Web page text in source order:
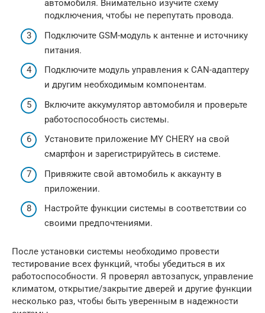
автомобиля. Внимательно изучите схему
подключения, чтобы не перепутать провода.
Подключите GSM-модуль к антенне и источнику
питания.
Подключите модуль управления к CAN-адаптеру
и другим необходимым компонентам.
Включите аккумулятор автомобиля и проверьте
работоспособность системы.
Установите приложение MY CHERY на свой
смартфон и зарегистрируйтесь в системе.
Привяжите свой автомобиль к аккаунту в
приложении.
Настройте функции системы в соответствии со
своими предпочтениями.
После установки системы необходимо провести
тестирование всех функций, чтобы убедиться в их
работоспособности. Я проверял автозапуск, управление
климатом, открытие/закрытие дверей и другие функции
несколько раз, чтобы быть уверенным в надежности